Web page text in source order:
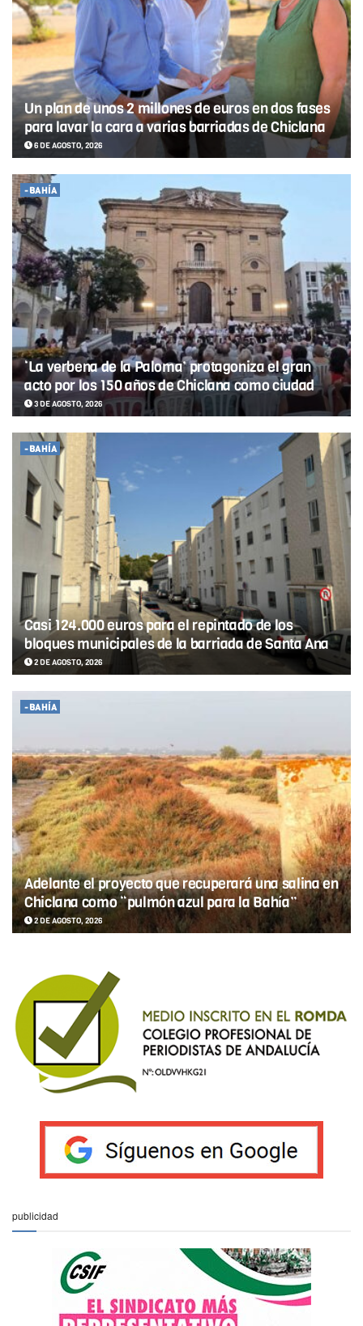
Un plan de unos 2 millones de euros en dos fases
para lavar la cara a varias barriadas de Chiclana
6 DE AGOSTO, 2026
-BAHÍA
‘La verbena de la Paloma’ protagoniza el gran
acto por los 150 años de Chiclana como ciudad
3 DE AGOSTO, 2026
-BAHÍA
Casi 124.000 euros para el repintado de los
bloques municipales de la barriada de Santa Ana
2 DE AGOSTO, 2026
-BAHÍA
Adelante el proyecto que recuperará una salina en
Chiclana como “pulmón azul para la Bahía”
2 DE AGOSTO, 2026
publicidad